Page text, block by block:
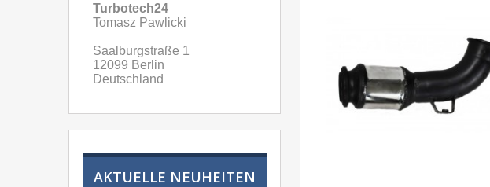
Turbotech24
Tomasz Pawlicki
Saalburgstraße 1
12099 Berlin
Deutschland
AKTUELLE NEUHEITEN